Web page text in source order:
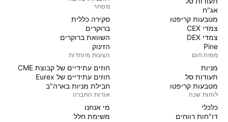
אג"ח
מטבעות קריפטו
צמדי CEX
צמדי DEX
Pine
מפות חום
מניות‏
תעודות סל
מטבעות קריפטו
לוחות שנה
כלכלי
דו"חות רווחים
מסחר
סקירה כללית
ברוקרים
השוואת ברוקרים
הזינוק
הצעות מיוחדות
חוזים עתידיים של קבוצת CME
חוזים עתידיים של Eurex
חבילת מניות בארה"ב
אודות החברה
מי אנחנו
משימת חלל